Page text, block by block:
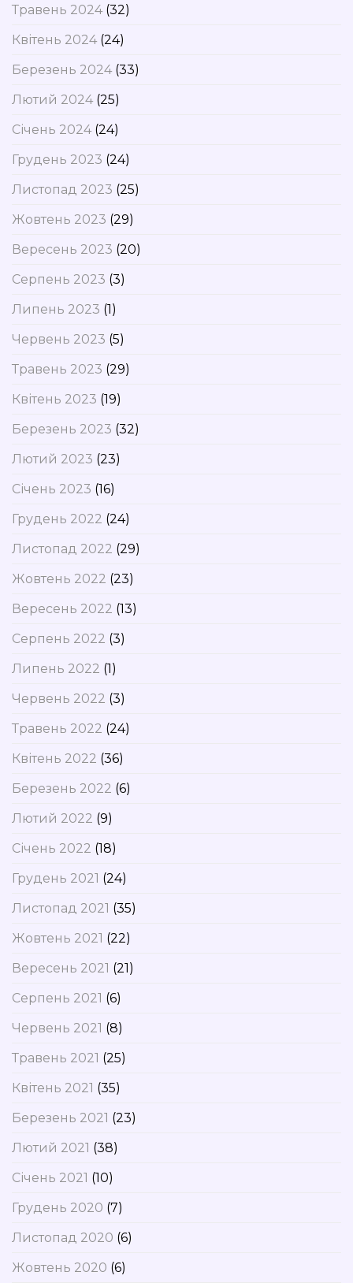
Травень 2024(32)
Квітень 2024(24)
Березень 2024(33)
Лютий 2024(25)
Січень 2024(24)
Грудень 2023 (24)
Листопад 2023 (25)
Жовтень 2023 (29)
Вересень 2023 (20)
Серпень 2023 (3)
Липень 2023 (1)
Червень 2023 (5)
Травень 2023 (29)
Квітень 2023 (19)
Березень 2023 (32)
Лютий 2023 (23)
Січень 2023 (16)
Грудень 2022 (24)
Листопад 2022 (29)
Жовтень 2022 (23)
Вересень 2022 (13)
Серпень 2022 (3)
Липень 2022 (1)
Червень 2022 (3)
Травень 2022 (24)
Квітень 2022 (36)
Березень 2022 (6)
Лютий 2022 (9)
Січень 2022 (18)
Грудень 2021 (24)
Листопад 2021 (35)
Жовтень 2021 (22)
Вересень 2021 (21)
Серпень 2021 (6)
Червень 2021 (8)
Травень 2021 (25)
Квітень 2021 (35)
Березень 2021 (23)
Лютий 2021 (38)
Січень 2021 (10)
Грудень 2020 (7)
Листопад 2020 (6)
Жовтень 2020 (6)